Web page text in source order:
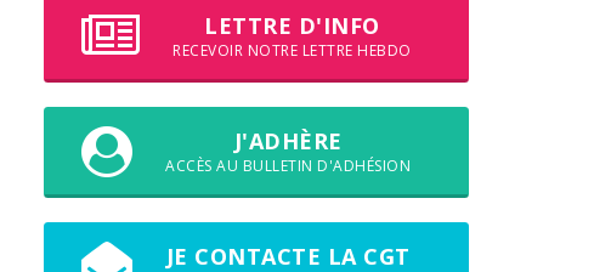
LETTRE D'INFO
RECEVOIR NOTRE LETTRE HEBDO
J'ADHÈRE
ACCÈS AU BULLETIN D'ADHÉSION
JE CONTACTE LA CGT